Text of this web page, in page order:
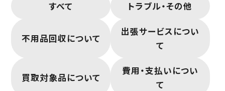
すべて トラブル・その他
不用品回収について
出張サービスについ
て
買取対象品について
費用・支払いについ
て